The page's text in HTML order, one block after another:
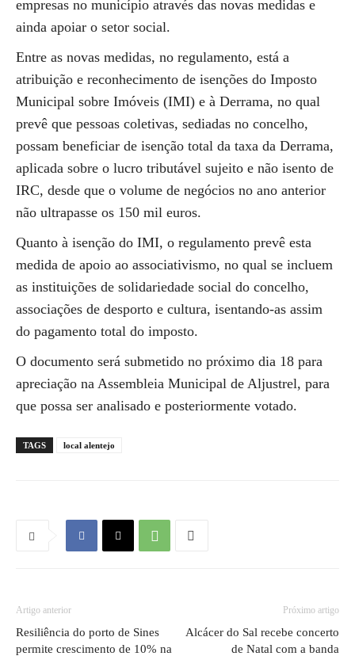
empresas no município através das novas medidas e
ainda apoiar o setor social.
Entre as novas medidas, no regulamento, está a
atribuição e reconhecimento de isenções do Imposto
Municipal sobre Imóveis (IMI) e à Derrama, no qual
prevê que pessoas coletivas, sediadas no concelho,
possam beneficiar de isenção total da taxa da Derrama,
aplicada sobre o lucro tributável sujeito e não isento de
IRC, desde que o volume de negócios no ano anterior
não ultrapasse os 150 mil euros.
Quanto à isenção do IMI, o regulamento prevê esta
medida de apoio ao associativismo, no qual se incluem
as instituições de solidariedade social do concelho,
associações de desporto e cultura, isentando-as assim
do pagamento total do imposto.
O documento será submetido no próximo dia 18 para
apreciação na Assembleia Municipal de Aljustrel, para
que possa ser analisado e posteriormente votado.
TAGS local alentejo
Artigo anterior
Resiliência do porto de Sines
permite crescimento de 10% na
Próximo artigo
Alcácer do Sal recebe concerto
de Natal com a banda